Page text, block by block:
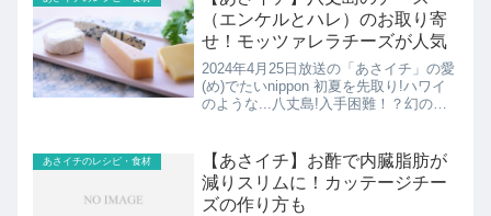
（エンケルとハレ）のお取り寄
せ！モッツァレラチーズが人気
2024年4月25日放送の「あさイチ」の愛
(め)でたいnippon 初夏を先取り!ハワイ
のような...八丈島!入手困難！？幻の島
あさイチのレシピ・食材
【あさイチ】お酢で内臓脂肪が
減りスリムに！カッテージチー
ズの作り方も